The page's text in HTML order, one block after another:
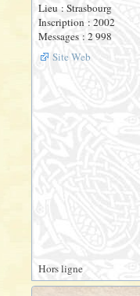
Lieu : Strasbourg
Inscription : 2002
Messages : 2 998
Site Web
Hors ligne